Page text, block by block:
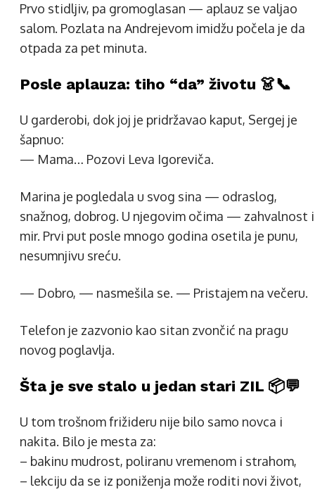
Prvo stidljiv, pa gromoglasan — aplauz se valjao
salom. Pozlata na Andrejevom imidžu počela je da
otpada za pet minuta.
Posle aplauza: tiho “da” životu 👗📞
U garderobi, dok joj je pridržavao kaput, Sergej je
šapnuo:
— Mama… Pozovi Leva Igoreviča.
Marina je pogledala u svog sina — odraslog,
snažnog, dobrog. U njegovim očima — zahvalnost i
mir. Prvi put posle mnogo godina osetila je punu,
nesumnjivu sreću.
— Dobro, — nasmešila se. — Pristajem na večeru.
Telefon je zazvonio kao sitan zvončić na pragu
novog poglavlja.
Šta je sve stalo u jedan stari ZIL 📦💬
U tom trošnom frižideru nije bilo samo novca i
nakita. Bilo je mesta za:
– bakinu mudrost, poliranu vremenom i strahom,
– lekciju da se iz poniženja može roditi novi život,